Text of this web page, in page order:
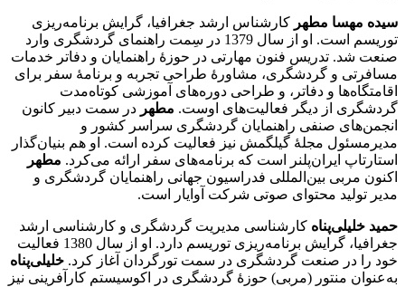
سیده مهسا مطهر کارشناس ارشد جغرافیا، گرایش برنامه‌ریزی
توریسم است. او از سال 1379 در سِمت راهنمای گردشگری وارد
صنعت شد. تدریس فنون مهارتی در حوزۀ راهنمایان و دفاتر خدمات
مسافرتی و گردشگری، مشاورۀ طراحی تجربه و برنامۀ سفر برای
اقامتگاه‌ها و دفاتر، و طراحی دوره‌های آموزشی کوتاه‌مدت
گردشگری از دیگر فعالیت‌های اوست. مطهر در سمت دبیر کانون
انجمن‌های صنفی راهنمایان گردشگری سراسر کشور و
مدیرمسئول مجلۀ گیلگمش نیز فعالیت کرده است. او هم‌ بنیان‌گذار
استارتاپ ایران‌پلنر است که برنامه‌های سفر ارائه می‌کرد. مطهر
اکنون مربی بین‌المللی فدراسیون جهانی راهنمایان گردشگری و
مدیر تولید محتوای صوتی شرکت آوایار است.
حمید خلیلی‌پناه کارشناسی مدیریت گردشگری و کارشناسی ارشد
جغرافیا، گرایش برنامه‌ریزی توریسم دارد. او از سال 1380 فعالیت
خود را در صنعت گردشگری در سمت تورگردان آغاز کرد. خلیلی‌پناه
به‌عنوان منتور (مربی) حوزۀ گردشگری در اکوسیستم کارآفرینی نیز